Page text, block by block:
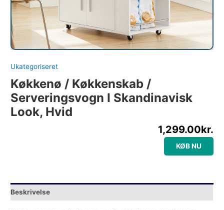
Ukategoriseret
Køkkenø / Køkkenskab /
Serveringsvogn I Skandinavisk
Look, Hvid
1,299.00kr.
KØB NU
Beskrivelse